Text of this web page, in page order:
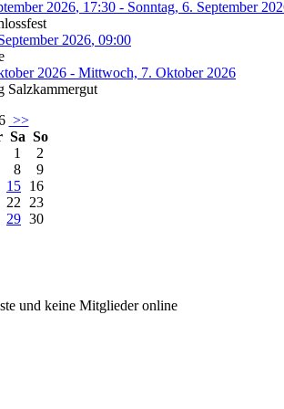
2026, 17:30 - Sonntag, 6. September
2026, 09:00
2026 - Mittwoch, 7. Oktober 2026
Salzkammergut
>>
Sa So
1
2
8
9
15 16
22
23
29 30
und keine Mitglieder online